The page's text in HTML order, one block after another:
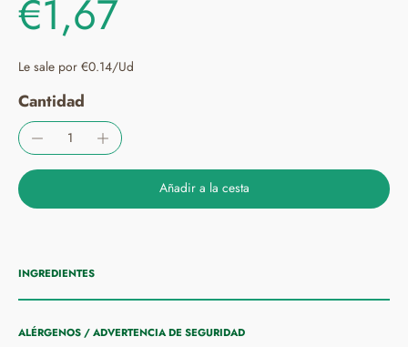
€1,67
Le sale por €0.14/Ud
Cantidad
Añadir a la cesta
INGREDIENTES
ALÉRGENOS / ADVERTENCIA DE SEGURIDAD